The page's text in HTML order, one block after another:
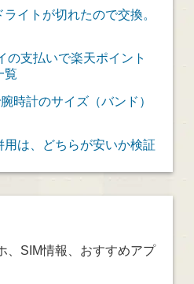
イトが切れたので交換。
の支払いで楽天ポイント
覧
時計のサイズ（バンド）
用は、どちらが安いか検証
、SIM情報、おすすめアプ